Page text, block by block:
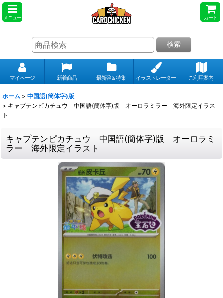
メニュー カート
検索
マイページ 新着商品 最新弾＆特集 イラストレーター ご利用案内
ホーム > 中国語(簡体字)版
> キャプテンピカチュウ 中国語(簡体字)版 オーロラミラー 海外限定イラス
ト
キャプテンピカチュウ 中国語(簡体字)版 オーロラミ
ラー 海外限定イラスト